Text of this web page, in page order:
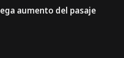
aumento del pasaje